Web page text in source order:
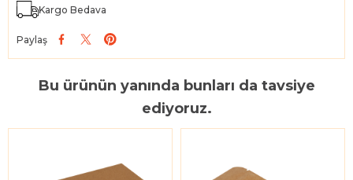
Kargo Bedava
Paylaş
Bu ürünün yanında bunları da tavsiye
ediyoruz.